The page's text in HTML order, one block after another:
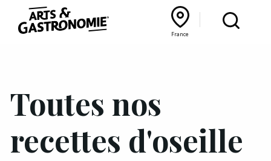
France
Recettes
Reportages
Interviews
Bourgogne Franche‑Comté
Lyon Rhône‑Alpes
Toutes nos
recettes d'oseille